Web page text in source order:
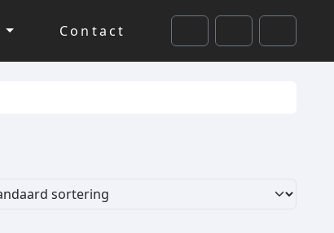
Contact
SearchAccountCart